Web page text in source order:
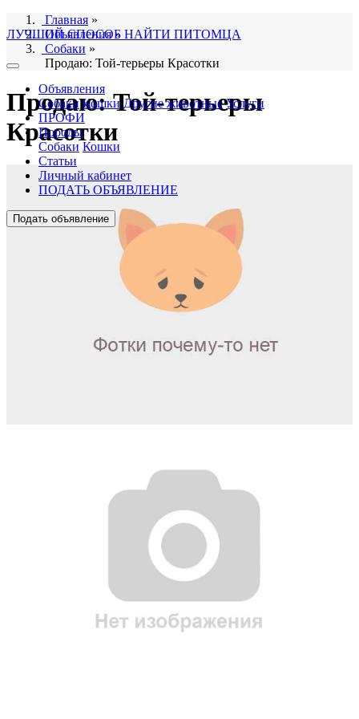
ЛУЧШИЙ СПОСОБ НАЙТИ ПИТОМЦА
Объявления
Собаки Кошки Другие животные Услуги
ПРОФИ
Породы
Собаки Кошки
Статьи
Личный кабинет
ПОДАТЬ ОБЪЯВЛЕНИЕ
Подать объявление
Главная »
Объявления»
Собаки »
Продаю: Той-терьеры Красотки
Продаю: Той-терьеры
Красотки